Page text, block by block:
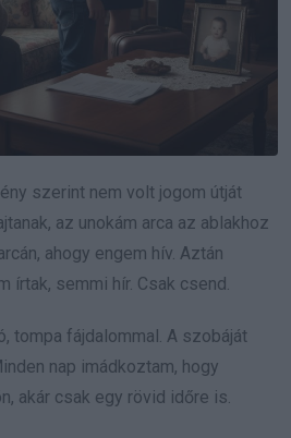
szerint nem volt jogom útját
az unokám arca az ablakhoz
ahogy engem hív. Aztán
írtak, semmi hír. Csak csend.
tompa fájdalommal. A szobáját
nap imádkoztam, hogy
akár csak egy rövid időre is.